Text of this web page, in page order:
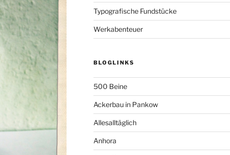
Typografische Fundstücke
Werkabenteuer
BLOGLINKS
500 Beine
Ackerbau in Pankow
Allesalltäglich
Anhora